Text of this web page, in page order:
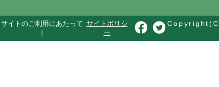
サイトのご利用にあたって
｜
サイトポリシ
ー